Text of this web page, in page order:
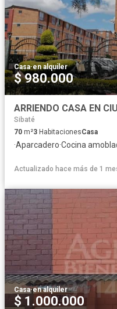
Casa·en alquiler
$ 980.000
ARRIENDO CASA EN
Sibaté
70 m²3 HabitacionesCasa
·Aparcadero·Cocina
Actualizado hace más de 1
Casa·en alquiler
$ 1.000.000